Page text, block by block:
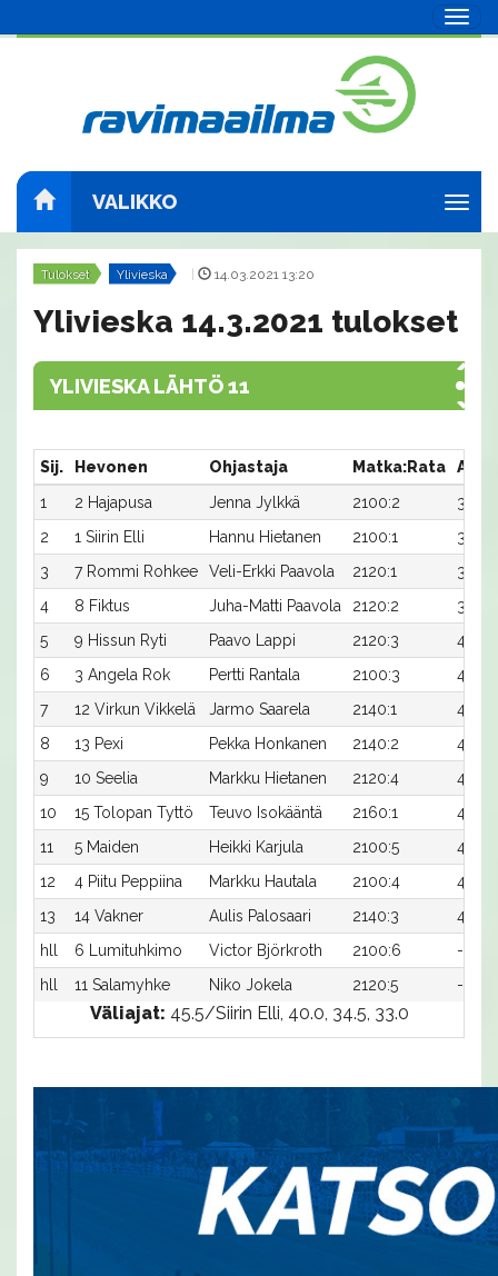
VALIKKO
Tulokset Ylivieska 14.03.2021 13:20
Ylivieska 14.3.2021 tulokset
YLIVIESKA LÄHTÖ 11
Sij. Hevonen Ohjastaja Matka:Rata
Aika
1
2 Hajapusa Jenna Jylkkä 2100:2
36,8
2
1 Siirin Elli Hannu Hietanen 2100:1
36,9
3
7 Rommi Rohkee Veli-Erkki Paavola 2120:1
37,8x
4
8 Fiktus Juha-Matti Paavola 2120:2
39,5
5
9 Hissun Ryti Paavo Lappi 2120:3
41,9x
6
3 Angela Rok Pertti Rantala 2100:3
42,9x
7
12 Virkun Vikkelä Jarmo Saarela 2140:1
41,4
8
13 Pexi Pekka Honkanen 2140:2
41,5
9
10 Seelia Markku Hietanen 2120:4
45,0
10
15 Tolopan Tyttö Teuvo Isokääntä 2160:1
43,3
11
5 Maiden Heikki Karjula 2100:5
47,3x
12
4 Piitu Peppiina Markku Hautala 2100:4
47,6x
13
14 Vakner Aulis Palosaari 2140:3
48,4
hll
6 Lumituhkimo Victor Björkroth 2100:6
-
hll
11 Salamyhke Niko Jokela 2120:5 -
Väliajat: 45.5/Siirin Elli, 40.0, 34.5, 33.0